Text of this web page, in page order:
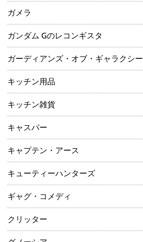
ガメラ
ガンダム Gのレコンギスタ
ガーディアンズ・オブ・ギャラクシー
キッチン用品
キッチン雑貨
キャスパー
キャプテン・アース
キューティーハンターズ
ギャグ・コメディ
クリッター